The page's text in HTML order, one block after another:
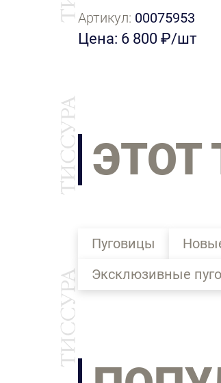
Артикул: 00075953
Цена: 6 800 ₽/шт
ЭТОТ
Пуговицы
Эксклюзивные